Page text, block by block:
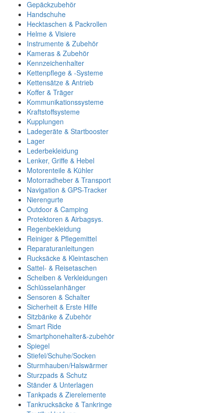
Gepäckzubehör
Handschuhe
Hecktaschen & Packrollen
Helme & Visiere
Instrumente & Zubehör
Kameras & Zubehör
Kennzeichenhalter
Kettenpflege & -Systeme
Kettensätze & Antrieb
Koffer & Träger
Kommunikationssysteme
Kraftstoffsysteme
Kupplungen
Ladegeräte & Startbooster
Lager
Lederbekleidung
Lenker, Griffe & Hebel
Motorenteile & Kühler
Motorradheber & Transport
Navigation & GPS-Tracker
Nierengurte
Outdoor & Camping
Protektoren & Airbagsys.
Regenbekleidung
Reiniger & Pflegemittel
Reparaturanleitungen
Rucksäcke & Kleintaschen
Sattel- & Reisetaschen
Scheiben & Verkleidungen
Schlüsselanhänger
Sensoren & Schalter
Sicherheit & Erste Hilfe
Sitzbänke & Zubehör
Smart Ride
Smartphonehalter&-zubehör
Spiegel
Stiefel/Schuhe/Socken
Sturmhauben/Halswärmer
Sturzpads & Schutz
Ständer & Unterlagen
Tankpads & Zierelemente
Tankrucksäcke & Tankringe